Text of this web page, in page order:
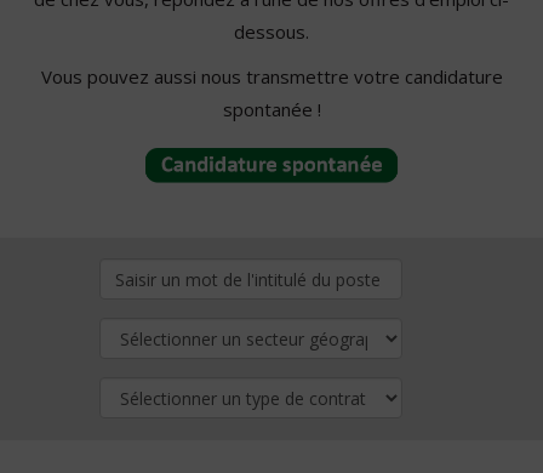
dessous.
Vous pouvez aussi nous transmettre votre candidature
spontanée !